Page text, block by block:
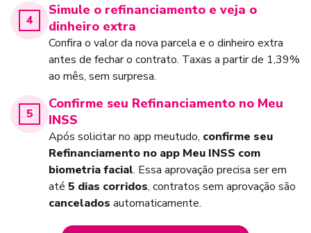
Simule o refinanciamento e veja o
dinheiro extra
Confira o valor da nova parcela e o dinheiro extra
antes de fechar o contrato. Taxas a partir de 1,39%
ao mês, sem surpresa.
Confirme seu Refinanciamento no Meu
INSS
Após solicitar no app meutudo, confirme seu
Refinanciamento no app Meu INSS com
biometria facial. Essa aprovação precisa ser em
até 5 dias corridos, contratos sem aprovação são
cancelados automaticamente.